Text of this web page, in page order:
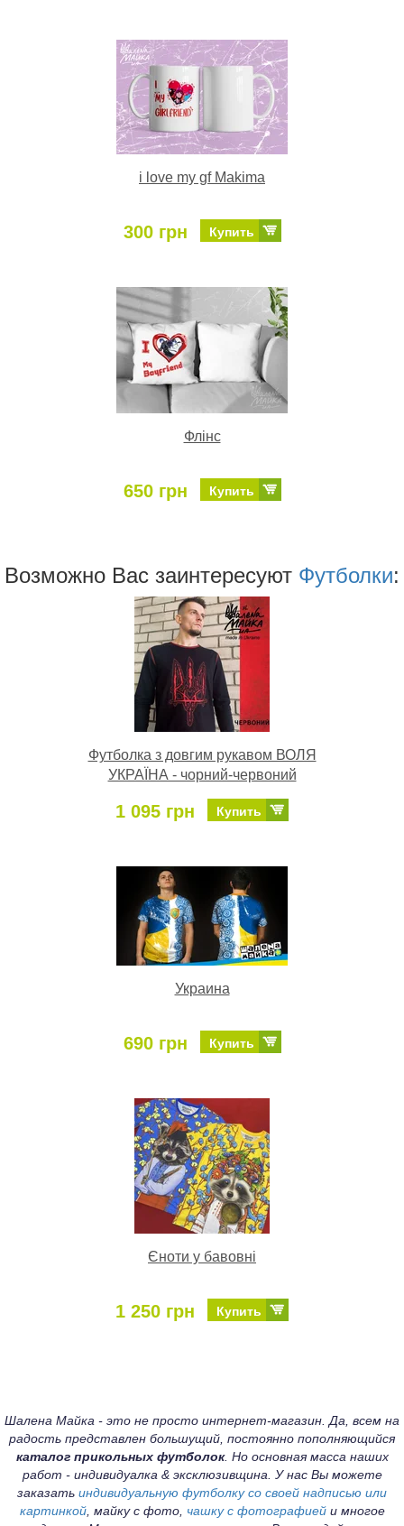
i love my gf Makima
300 грн Купить
Флінс
650 грн Купить
Возможно Ваc заинтересуют Футболки:
Футболка з довгим рукавом ВОЛЯ
УКРАЇНА - чорний-червоний
1 095 грн Купить
Украина
690 грн Купить
Єноти у бавовні
1 250 грн Купить
Шалена Майка - это не просто интернет-магазин. Да, всем на
радость представлен большущий, постоянно пополняющийся
каталог прикольных футболок. Но основная масса наших
работ - индивидуалка & эксклюзивщина. У нас Вы можете
заказать индивидуальную футболку со своей надписью или
картинкой, майку с фото, чашку с фотографиейи многое